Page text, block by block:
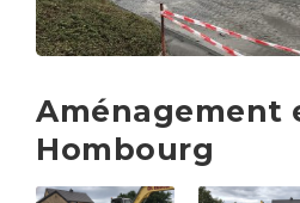
Aménagement
Hombourg